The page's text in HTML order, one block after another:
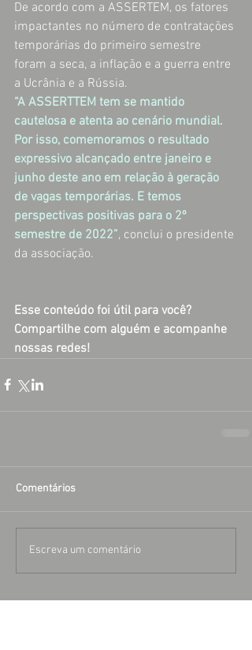
De acordo com a ASSERTEM, os fatores
impactantes no número de contratações
temporárias do primeiro semestre
foram a seca, a inflação e a guerra entre
a Ucrânia e a Rússia.
“A ASSERTTEM tem se mantido
cautelosa e atenta ao cenário mundial.
Por isso, comemoramos o resultado
expressivo alcançado entre janeiro e
junho deste ano em relação à geração
de vagas temporárias. E temos
perspectivas positivas para o 2º
semestre de 2022”, conclui o presidente
da associação.
Esse conteúdo foi útil para você?
Compartilhe com alguém e acompanhe
nossas redes!
Comentários
Escreva um comentário